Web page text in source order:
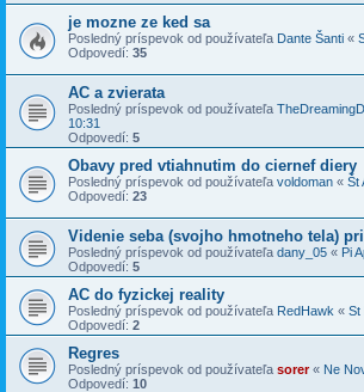
je mozne ze ked sa
Posledný príspevok od používateľa Dante Šanti «
Odpovedí: 35
AC a zvierata
Posledný príspevok od používateľa
10:31
Odpovedí: 5
Obavy pred vtiahnutim do ciernef diery
Posledný príspevok od používateľa voldoman « Št
Odpovedí: 23
Videnie seba (svojho hmotneho tela)
Posledný príspevok od používateľa dany_05 « Pi
Odpovedí: 5
AC do fyzickej reality
Posledný príspevok od používateľa RedHawk « St
Odpovedí: 2
Regres
Posledný príspevok od používateľa sorer« Ne
Odpovedí: 10